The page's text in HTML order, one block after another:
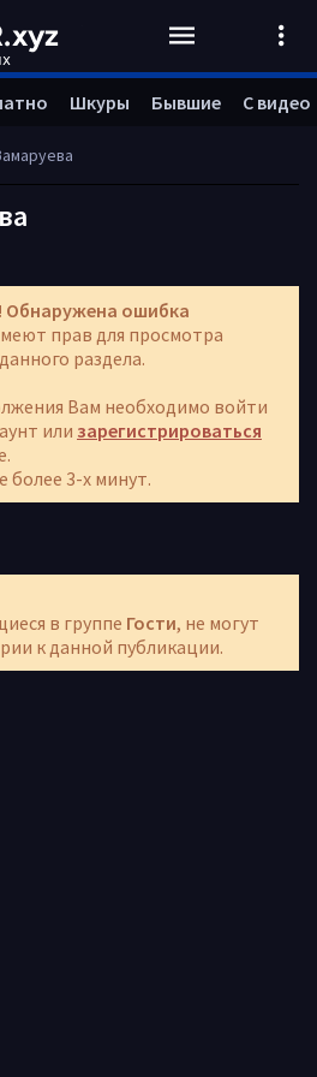
Обнаружена ошибка
прав для просмотра
раздела.
Вам необходимо войти
или зарегистрироваться
более 3-х минут.
в группе Гости, не могут
к данной публикации.
Шкуры Бывшие С видео